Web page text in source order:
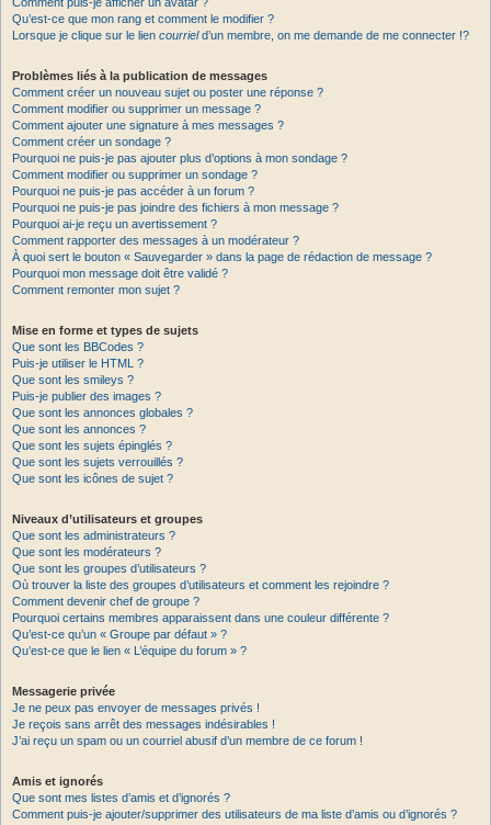
Qu’est-ce que mon rang et comment le modifier ?
Lorsque je clique sur le lien courrield’un membre, on me demande de me connecter !?
Problèmes liés à la publication de messages
Comment créer un nouveau sujet ou poster une réponse ?
Comment modifier ou supprimer un message ?
Comment ajouter une signature à mes messages ?
Comment créer un sondage ?
Pourquoi ne puis-je pas ajouter plus d’options à mon sondage ?
Comment modifier ou supprimer un sondage ?
Pourquoi ne puis-je pas accéder à un forum ?
Pourquoi ne puis-je pas joindre des fichiers à mon message ?
Pourquoi ai-je reçu un avertissement ?
Comment rapporter des messages à un modérateur ?
À quoi sert le bouton « Sauvegarder » dans la page de rédaction de message ?
Pourquoi mon message doit être validé ?
Comment remonter mon sujet ?
Mise en forme et types de sujets
Que sont les BBCodes ?
Puis-je utiliser le HTML ?
Que sont les smileys ?
Puis-je publier des images ?
Que sont les annonces globales ?
Que sont les annonces ?
Que sont les sujets épinglés ?
Que sont les sujets verrouillés ?
Que sont les icônes de sujet ?
Niveaux d’utilisateurs et groupes
Que sont les administrateurs ?
Que sont les modérateurs ?
Que sont les groupes d’utilisateurs ?
Où trouver la liste des groupes d’utilisateurs et comment les rejoindre ?
Comment devenir chef de groupe ?
Pourquoi certains membres apparaissent dans une couleur différente ?
Qu’est-ce qu’un « Groupe par défaut » ?
Qu’est-ce que le lien « L’équipe du forum » ?
Messagerie privée
Je ne peux pas envoyer de messages privés !
Je reçois sans arrêt des messages indésirables !
J’ai reçu un spam ou un courriel abusif d’un membre de ce forum !
Amis et ignorés
Que sont mes listes d’amis et d’ignorés ?
Comment puis-je ajouter/supprimer des utilisateurs de ma liste d’amis ou d’ignorés ?